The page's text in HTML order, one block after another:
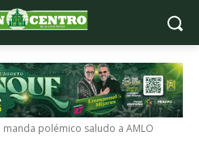
manda polémico saludo a AMLO